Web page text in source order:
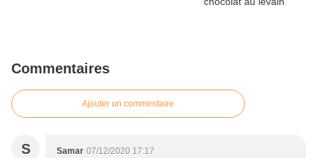
Commentaires
Ajouter un commentaire
S Samar 07/12/2020 17:17